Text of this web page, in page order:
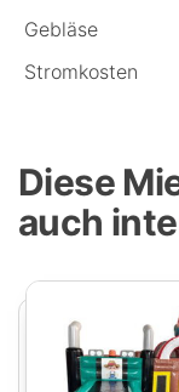
Gebläse
Stromkosten
Diese
auch